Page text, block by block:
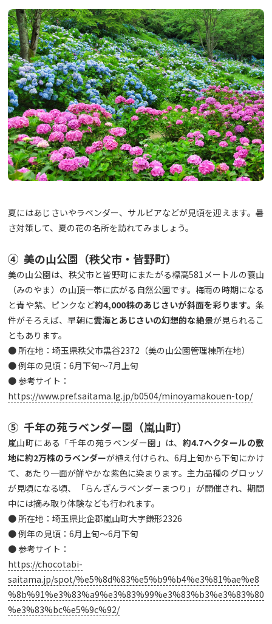
夏にはあじさいやラベンダー、サルビアなどが見頃を迎えます。暑
さ対策して、夏の花の名所を訪れてみましょう。
④ 美の山公園（秩父市・皆野町）
美の山公園は、秩父市と皆野町にまたがる標高581メートルの蓑山
（みのやま）の山頂一帯に広がる自然公園です。梅雨の時期になる
と青や紫、ピンクなど約4,000株のあじさいが斜面を彩ります。条
件がそろえば、早朝に雲海とあじさいの幻想的な絶景が見られるこ
ともあります。
● 所在地：埼玉県秩父市黒谷2372（美の山公園管理棟所在地）
● 例年の見頃：6月下旬～7月上旬
● 参考サイト：
https://www.pref.saitama.lg.jp/b0504/minoyamakouen-top/
⑤ 千年の苑ラベンダー園（嵐山町）
嵐山町にある「千年の苑ラベンダー園」は、 約4.7ヘクタールの敷
地に約2万株のラベンダーが植え付けられ、6月上旬から下旬にかけ
て、あたり一面が鮮やかな紫色に染まります。主力品種のグロッソ
が見頃になる頃、「らんざんラベンダーまつり」が開催され、期間
中には摘み取り体験なども行われます。
● 所在地：埼玉県比企郡嵐山町大字鎌形2326
● 例年の見頃：6月上旬～6月下旬
● 参考サイト：
https://chocotabi-
saitama.jp/spot/%e5%8d%83%e5%b9%b4%e3%81%ae%e8
%8b%91%e3%83%a9%e3%83%99%e3%83%b3%e3%83%80
%e3%83%bc%e5%9c%92/